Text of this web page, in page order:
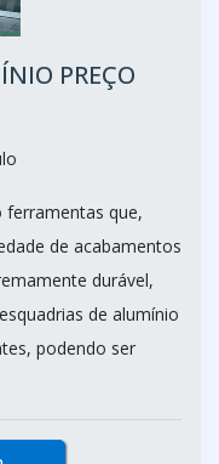
PREÇO
ferramentas que,
de acabamentos
durável,
de alumínio
podendo ser